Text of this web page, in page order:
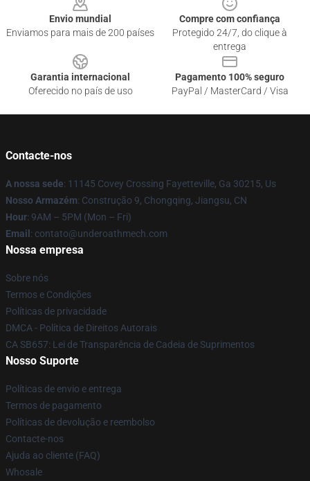
Envio mundial
Enviamos para mais de 200 países
Compre com confiança
Protegido 24/7, do clique à
entrega
Garantia internacional
Oferecido no país de uso
Pagamento 100% seguro
PayPal / MasterCard / Visa
Contacte-nos
A nossa sede: 11145 Covey Crossing Fayetteville, Ga 30215, Us
Nosso Armazém: Construção 9, Chongqing, Jiangsu, CN
Hour: 9AM – 5PM (Mon – Fri)
Email : contato@underoathmech.com
Nossa empresa
Sobre nós
Termos e Condições
Políticas de privacidade
DMCA - Política de Direitos Autorais
CA SB657: Lei de Transparência de Cadeia de Suprimentos
Nosso Suporte
Políticas de envio e entrega
Termos de pagamento
Políticas de devolução e reembolso
Contacte-nos
Ajuda ao cliente (FAQ)
Whosale